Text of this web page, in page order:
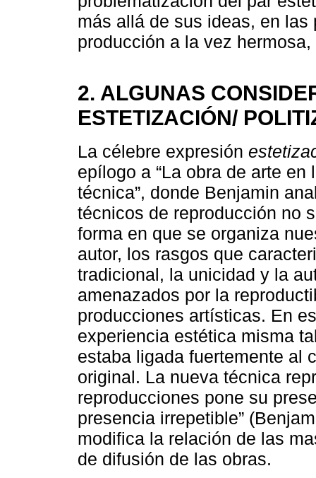
más allá de sus ideas, en
producción a la vez
2. ALGUNAS
ESTETIZACIÓN/
La célebre expresión
epílogo a “La obra de arte
técnica”, donde Benjamin
técnicos de reproducción no
forma en que se organiza
autor, los rasgos que
tradicional, la unicidad y la
amenazados por la
producciones artísticas. En
experiencia estética misma
estaba ligada fuertemente al
original. La nueva técnica
reproducciones pone su
presencia irrepetible”
modifica la relación de las
de difusión de las obras.